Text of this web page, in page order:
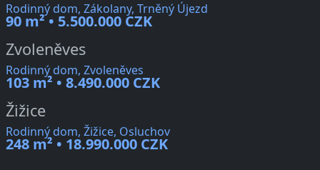
Rodinný dom, Zákolany, Trněný Újezd
90 m² • 5.500.000 CZK
Zvoleněves
Rodinný dom, Zvoleněves
103 m² • 8.490.000 CZK
Žižice
Rodinný dom, Žižice, Osluchov
248 m² • 18.990.000 CZK